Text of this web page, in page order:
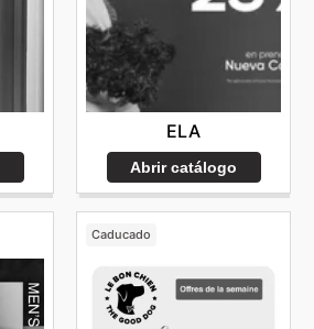
ELA
Abrir catálogo
Caducado